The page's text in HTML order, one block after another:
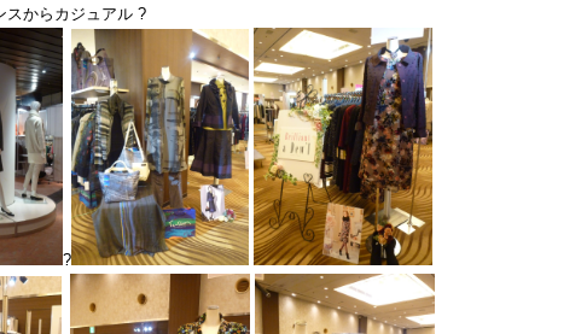
スからカジュアル ?
?